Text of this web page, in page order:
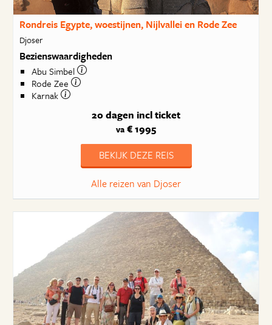
Rondreis Egypte, woestijnen, Nijlvallei en Rode Zee
Djoser
Bezienswaardigheden
Abu Simbel
Rode Zee
Karnak
20 dagen incl ticket
va € 1995
BEKIJK DEZE REIS
Alle reizen van Djoser